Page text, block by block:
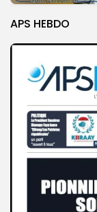
APS HEBDO